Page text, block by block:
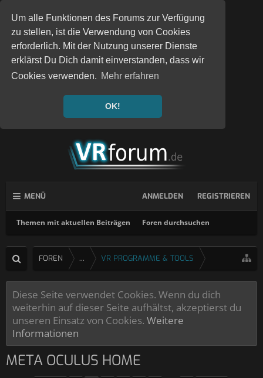
Um alle Funktionen des Forums zur Verfügung
zu stellen, ist die Verwendung von Cookies
erforderlich. Mit der Nutzung unserer Dienste
erklärst Du Dich damit einverstanden, dass wir
Cookies verwenden. Mehr erfahren
OK!
MENÜ
Themen mit aktuellen Beiträgen Foren durchsuchen
ANMELDEN REGISTRIEREN
FOREN ... VR PROGRAMME & TOOLS
Diese Seite verwendet Cookies. Wenn du dich
weiterhin auf dieser Seite aufhältst, akzeptierst du
unseren Einsatz von Cookies. Weitere
Informationen
META OCULUS HOME